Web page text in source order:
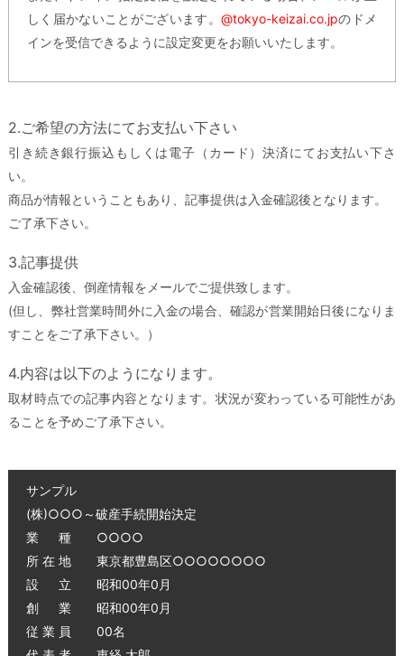
しく届かないことがございます。@tokyo-keizai.co.jpのドメ
インを受信できるように設定変更をお願いいたします。
2.ご希望の方法にてお支払い下さい
引き続き銀行振込もしくは電子（カード）決済にてお支払い下さ
い。
商品が情報ということもあり、記事提供は入金確認後となります。
ご了承下さい。
3.記事提供
入金確認後、倒産情報をメールでご提供致します。
(但し、弊社営業時間外に入金の場合、確認が営業開始日後になりま
すことをご了承下さい。）
4.内容は以下のようになります。
取材時点での記事内容となります。状況が変わっている可能性があ
ることを予めご了承下さい。
サンプル
(株)○○○～破産手続開始決定
業 種 ○○○○
所 在 地 東京都豊島区○○○○○○○○
設 立 昭和00年0月
創 業 昭和00年0月
従 業 員 00名